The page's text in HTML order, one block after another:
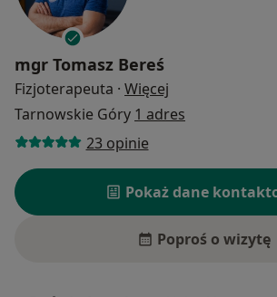
mgr Tomasz Bereś
Fizjoterapeuta · Więcej
Tarnowskie Góry 1 adres
23 opinie
Pokaż dane
Poproś o wizytę